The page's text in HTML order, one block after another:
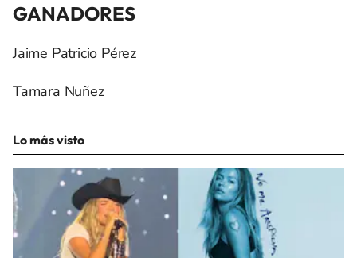
GANADORES
Jaime Patricio Pérez
Tamara Nuñez
Lo más visto